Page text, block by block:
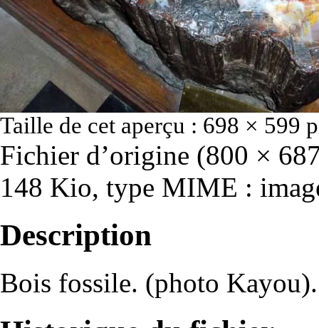
Taille de cet aperçu : 698 × 599
Fichier d’origine (800 ×
148 Kio, type MIME :
Description
Bois fossile. (photo Kayou).